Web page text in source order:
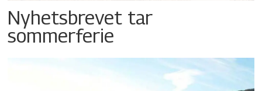
Nyhetsbrevet tar
sommerferie